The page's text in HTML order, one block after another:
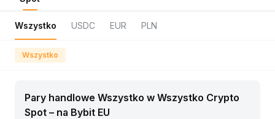
Wszystko USDC EUR PLN
Wszystko
Pary handlowe Wszystko w Wszystko Crypto
Spot – na Bybit EU